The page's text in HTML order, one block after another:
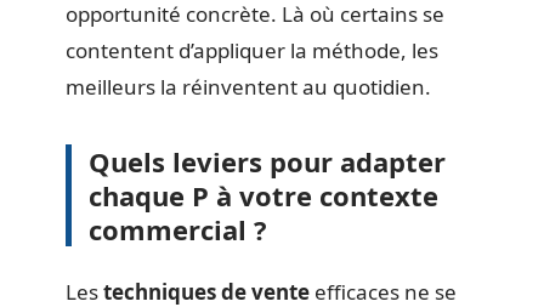
opportunité concrète. Là où certains se
contentent d’appliquer la méthode, les
meilleurs la réinventent au quotidien.
Quels leviers pour adapter
chaque P à votre contexte
commercial ?
Lestechniques de vente efficaces ne se